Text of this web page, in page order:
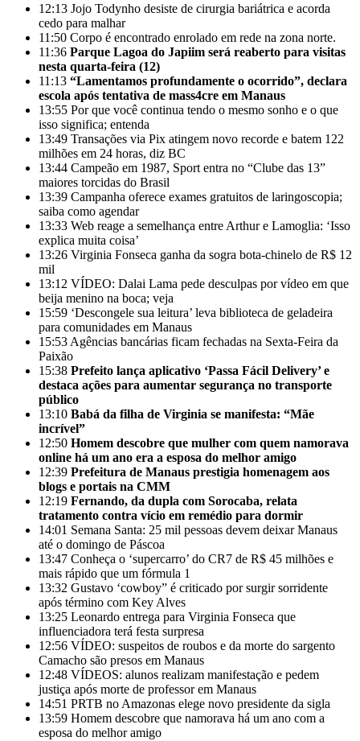
12:13 Jojo Todynho desiste de cirurgia bariátrica e acorda
cedo para malhar
11:50 Corpo é encontrado enrolado em rede na zona norte.
11:36 Parque Lagoa do Japiim será reaberto para visitas
nesta quarta-feira (12)
11:13 “Lamentamos profundamente o ocorrido”, declara
escola após tentativa de mass4cre em Manaus
13:55 Por que você continua tendo o mesmo sonho e o que
isso significa; entenda
13:49 Transações via Pix atingem novo recorde e batem 122
milhões em 24 horas, diz BC
13:44 Campeão em 1987, Sport entra no “Clube das 13”
maiores torcidas do Brasil
13:39 Campanha oferece exames gratuitos de laringoscopia;
saiba como agendar
13:33 Web reage a semelhança entre Arthur e Lamoglia: ‘Isso
explica muita coisa’
13:26 Virginia Fonseca ganha da sogra bota-chinelo de R$ 12
mil
13:12 VÍDEO: Dalai Lama pede desculpas por vídeo em que
beija menino na boca; veja
15:59 ‘Descongele sua leitura’ leva biblioteca de geladeira
para comunidades em Manaus
15:53 Agências bancárias ficam fechadas na Sexta-Feira da
Paixão
15:38 Prefeito lança aplicativo ‘Passa Fácil Delivery’ e
destaca ações para aumentar segurança no transporte
público
13:10 Babá da filha de Virginia se manifesta: “Mãe
incrível”
12:50 Homem descobre que mulher com quem namorava
online há um ano era a esposa do melhor amigo
12:39 Prefeitura de Manaus prestigia homenagem aos
blogs e portais na CMM
12:19 Fernando, da dupla com Sorocaba, relata
tratamento contra vício em remédio para dormir
14:01 Semana Santa: 25 mil pessoas devem deixar Manaus
até o domingo de Páscoa
13:47 Conheça o ‘supercarro’ do CR7 de R$ 45 milhões e
mais rápido que um fórmula 1
13:32 Gustavo ‘cowboy” é criticado por surgir sorridente
após término com Key Alves
13:25 Leonardo entrega para Virginia Fonseca que
influenciadora terá festa surpresa
12:56 VÍDEO: suspeitos de roubos e da morte do sargento
Camacho são presos em Manaus
12:48 VÍDEOS: alunos realizam manifestação e pedem
justiça após morte de professor em Manaus
14:51 PRTB no Amazonas elege novo presidente da sigla
13:59 Homem descobre que namorava há um ano com a
esposa do melhor amigo